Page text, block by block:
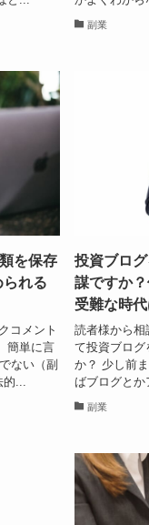
副業
を保存
られる
コメント
簡単に言
ない（副
的...
投資ブロ
謀ですか
受難な時
読者様から相
て投資ブログ
か？ 少し前
ばブログと
副業